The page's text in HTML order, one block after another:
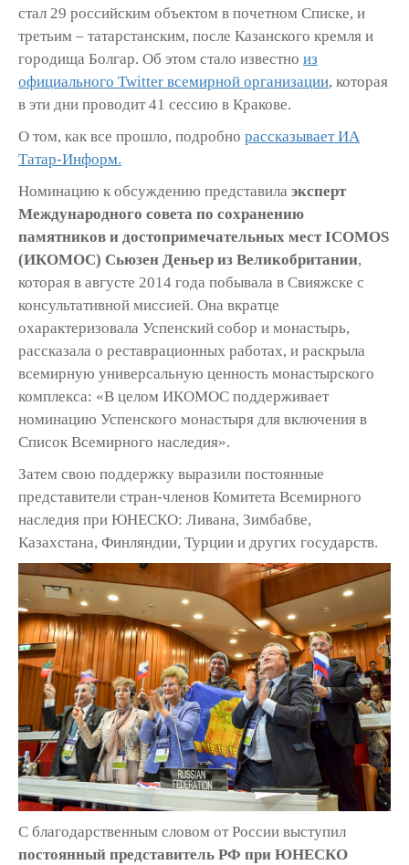
стал 29 российским объектом в почетном Списке, и
третьим – татарстанским, после Казанского кремля и
городища Болгар. Об этом стало известно из
официального Twitter всемирной организации, которая
в эти дни проводит 41 сессию в Кракове.
О том, как все прошло, подробно рассказывает ИА
Татар-Информ.
Номинацию к обсуждению представила эксперт
Международного совета по сохранению
памятников и достопримечательных мест ICOMOS
(ИКОМОС) Сьюзен Деньер из Великобритании,
которая в августе 2014 года побывала в Свияжске с
консультативной миссией. Она вкратце
охарактеризовала Успенский собор и монастырь,
рассказала о реставрационных работах, и раскрыла
всемирную универсальную ценность монастырского
комплекса: «В целом ИКОМОС поддерживает
номинацию Успенского монастыря для включения в
Список Всемирного наследия».
Затем свою поддержку выразили постоянные
представители стран-членов Комитета Всемирного
наследия при ЮНЕСКО: Ливана, Зимбабве,
Казахстана, Финляндии, Турции и других государств.
С благодарственным словом от России выступил
постоянный представитель РФ при ЮНЕСКО